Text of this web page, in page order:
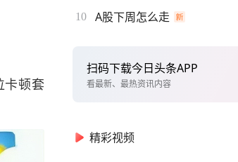
卡顿套
10 A股下周怎么走
扫码下载今日头条APP
看最新、最热资讯内容
精彩视频